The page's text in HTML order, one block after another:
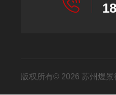
版权所有© 2026 苏州煜